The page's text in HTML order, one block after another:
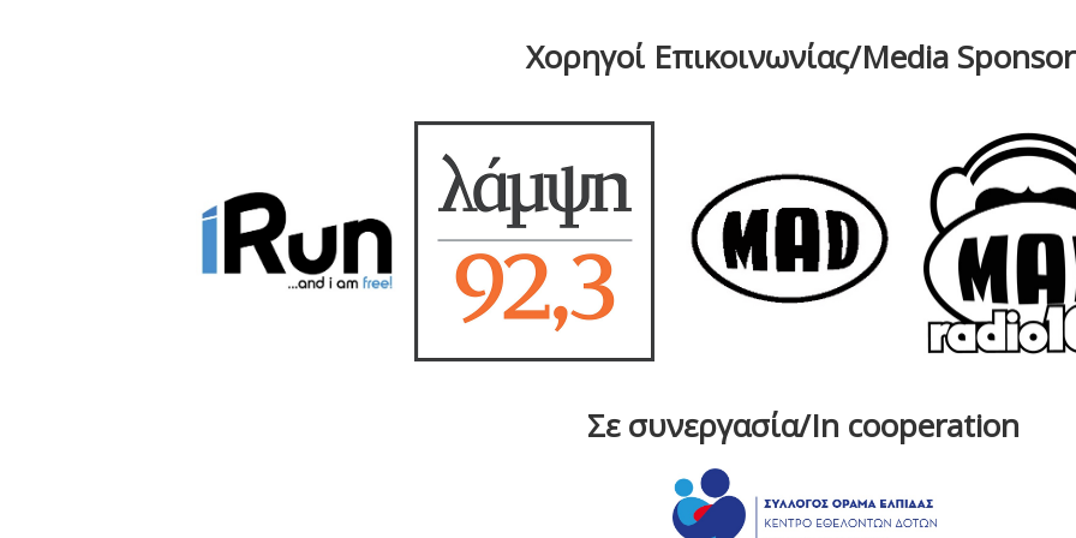
Χορηγοί Επικοινωνίας/Media
Σε συνεργασία/In cooperation